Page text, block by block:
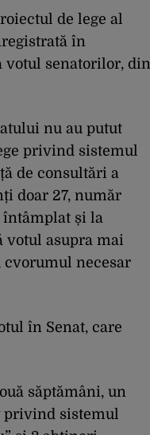
de lege al
în
votul senatorilor, din
nu au putut
privind sistemul
de consultări a
doar 27, număr
și la
votul asupra mai
necesar
în Senat, care
săptămâni, un
privind sistemul